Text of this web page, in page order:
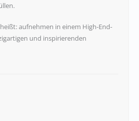
aufnehmen in einem High-End-
und inspirierenden